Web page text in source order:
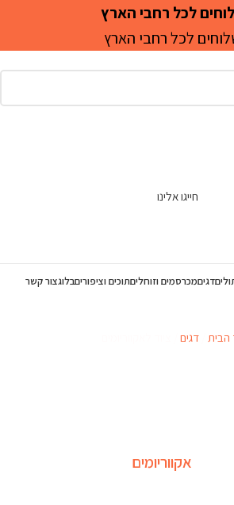
לכל רחבי הארץ
לכל רחבי הארץ
חייגו אלינו
דגיםמכרסמים וזוחליםתוכים וציפוריםבלוגצור קשר
הבית דגים
אקווריומים